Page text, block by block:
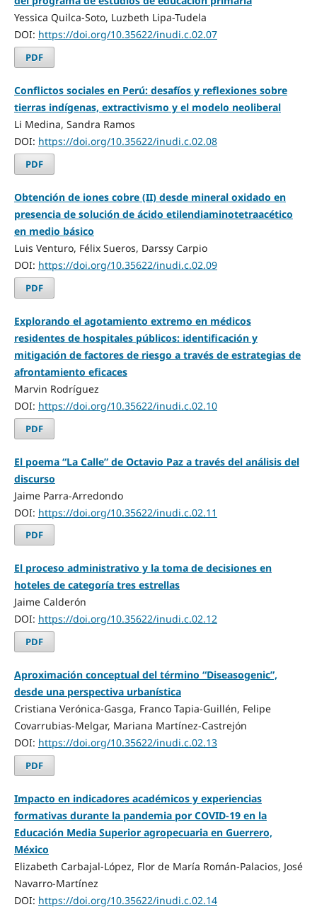
Yessica Quilca-Soto, Luzbeth Lipa-Tudela
DOI: https://doi.org/10.35622/inudi.c.02.07
PDF
Conflictos sociales en Perú: desafíos y reflexiones sobre
tierras indígenas, extractivismo y el modelo neoliberal
Li Medina, Sandra Ramos
DOI: https://doi.org/10.35622/inudi.c.02.08
PDF
Obtención de iones cobre (II) desde mineral oxidado en
presencia de solución de ácido etilendiaminotetraacético
en medio básico
Luis Venturo, Félix Sueros, Darssy Carpio
DOI: https://doi.org/10.35622/inudi.c.02.09
PDF
Explorando el agotamiento extremo en médicos
residentes de hospitales públicos: identificación y
mitigación de factores de riesgo a través de estrategias de
afrontamiento eficaces
Marvin Rodríguez
DOI: https://doi.org/10.35622/inudi.c.02.10
PDF
El poema “La Calle” de Octavio Paz a través del análisis del
discurso
Jaime Parra-Arredondo
DOI: https://doi.org/10.35622/inudi.c.02.11
PDF
El proceso administrativo y la toma de decisiones en
hoteles de categoría tres estrellas
Jaime Calderón
DOI: https://doi.org/10.35622/inudi.c.02.12
PDF
Aproximación conceptual del término “Diseasogenic”,
desde una perspectiva urbanística
Cristiana Verónica-Gasga, Franco Tapia-Guillén, Felipe
Covarrubias-Melgar, Mariana Martínez-Castrejón
DOI: https://doi.org/10.35622/inudi.c.02.13
PDF
Impacto en indicadores académicos y experiencias
formativas durante la pandemia por COVID-19 en la
Educación Media Superior agropecuaria en Guerrero,
México
Elizabeth Carbajal-López, Flor de María Román-Palacios, José
Navarro-Martínez
DOI: https://doi.org/10.35622/inudi.c.02.14